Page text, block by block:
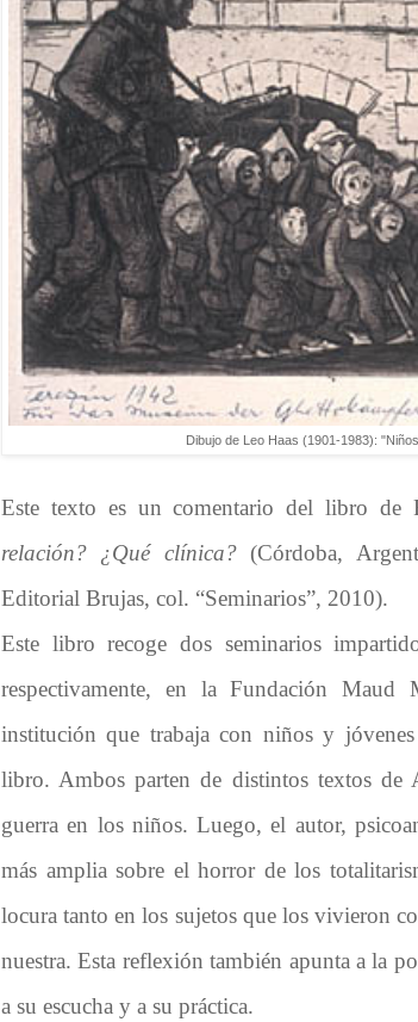
Dibujo de Leo Haas (1901-1983):
Este texto es un comentario del libro de
relación? ¿Qué clínica?(Córdoba,
Editorial Brujas, col. “Seminarios”, 2010).
Este libro recoge dos seminarios
respectivamente, en la Fundación Maud
institución que trabaja con niños y
libro. Ambos parten de distintos textos de
guerra en los niños. Luego, el autor,
más amplia sobre el horror de los
locura tanto en los sujetos que los vivieron
nuestra. Esta reflexión también apunta a la
a su escucha y a su práctica.